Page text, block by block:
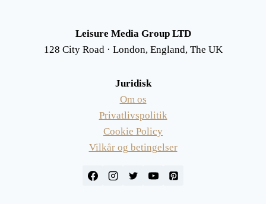
Leisure Media Group LTD
128 City Road · London, England, The UK
Juridisk
Om os
Privatlivspolitik
Cookie Policy
Vilkår og betingelser